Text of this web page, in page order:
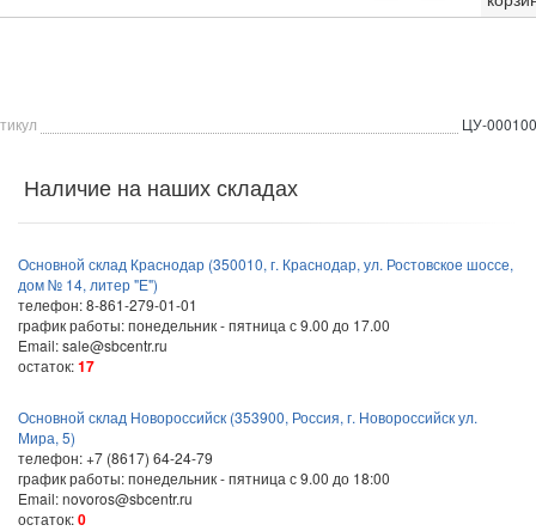
ЦУ-
Наличие на наших складах
Основной склад Краснодар (350010, г. Краснодар, ул. Ростовское шоссе,
дом № 14, литер "Е")
телефон: 8-861-279-01-01
график работы: понедельник - пятница с 9.00 до 17.00
Email: sale@sbcentr.ru
остаток:17
Основной склад Новороссийск (353900, Россия, г. Новороссийск ул.
Мира, 5)
телефон: +7 (8617) 64-24-79
график работы: понедельник - пятница с 9.00 до 18:00
Email: novoros@sbcentr.ru
остаток:0